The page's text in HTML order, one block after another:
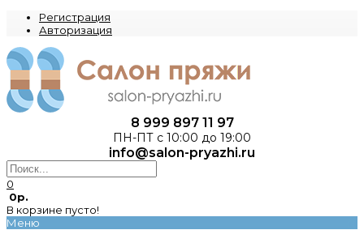
Регистрация
Авторизация
8 999 897 11 97
ПН-ПТ с 10:00 до 19:00
info@salon-pryazhi.ru
0
0р.
В корзине пусто!
Меню